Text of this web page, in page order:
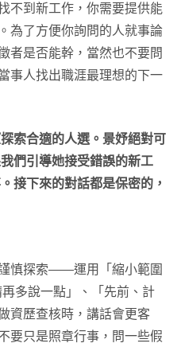
不到新工作，你需要提供能
為了方便你詢問的人就事論
者是否能幹，當然也不要問
事人找出職涯最理想的下一
索合適的人選。景妤絕對可
們引導她接受錯誤的新工
接下來的對話都是保密的，
慎探索——運用「縮小範圍
多說一點」、「先前、計
資歷查核時，講話會更客
要只是照章行事，問一些假